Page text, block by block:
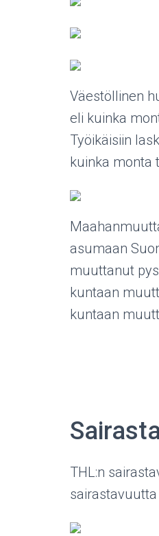
Väestöllinen
eli kuinka
Työikäisiin
kuinka monta
asumaan
muuttanut
kuntaan
kuntaan
THL:n